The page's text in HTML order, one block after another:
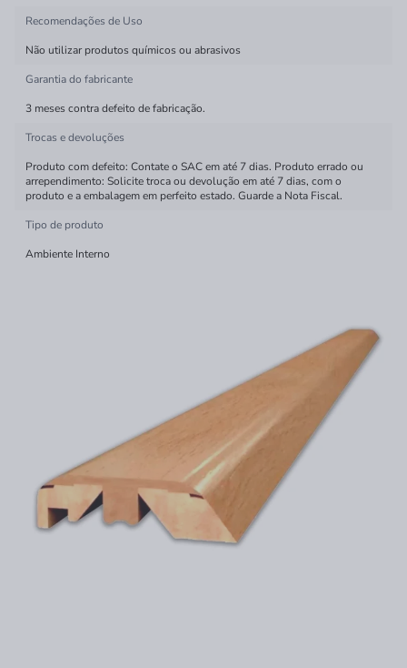
Recomendações de Uso
Não utilizar produtos químicos ou abrasivos
Garantia do fabricante
3 meses contra defeito de fabricação.
Trocas e devoluções
Produto com defeito: Contate o SAC em até 7 dias. Produto errado ou
arrependimento: Solicite troca ou devolução em até 7 dias, com o
produto e a embalagem em perfeito estado. Guarde a Nota Fiscal.
Tipo de produto
Ambiente Interno